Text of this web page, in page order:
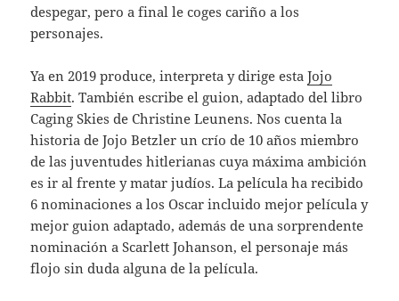
despegar, pero a final le coges cariño a los
personajes.
Ya en 2019 produce, interpreta y dirige estaJojo
Rabbit. También escribe el guion, adaptado del libro
Caging Skies de Christine Leunens. Nos cuenta la
historia de Jojo Betzler un crío de 10 años miembro
de las juventudes hitlerianas cuya máxima ambición
es ir al frente y matar judíos. La película ha recibido
6 nominaciones a los Oscar incluido mejor película y
mejor guion adaptado, además de una sorprendente
nominación a Scarlett Johanson, el personaje más
flojo sin duda alguna de la película.